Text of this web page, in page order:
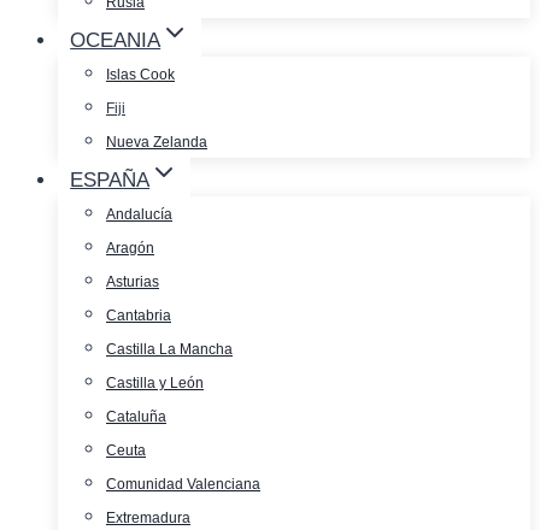
OCEANIA
Islas Cook
Fiji
Nueva Zelanda
ESPAÑA
Andalucía
Aragón
Asturias
Cantabria
Castilla La Mancha
Castilla y León
Cataluña
Ceuta
Comunidad Valenciana
Extremadura